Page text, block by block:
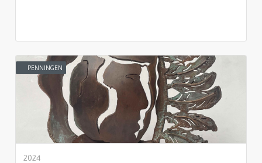
PENNINGEN
2024